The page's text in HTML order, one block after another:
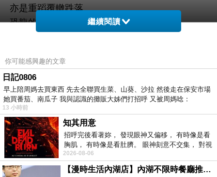
亦是重蹈覆轍跌落
恐龍的陷阱圈套
12月23日…
是母親逝世一周年的忌日
是拆屋還地言詞辯論終審
是最後一次出庭芭樂地院
之後就不安難熬等待判決
數周後…
終於收到判決書
判決書主文寫道:
繼續閱讀
你可能感興趣的文章
日記0806
早上陪周媽去買東西 先去全聯買生菜、山葵、沙拉 然後走在保安市場
她買番茄、南瓜子 我與認識的攤販大姊們打招呼 又被周媽唸：
13 小時前
知其用意
招呼完後看著妳， 發現眼神又偏移， 有時像是看
胸肌， 有時像是看肚臍。 眼神刻意不交集， 對視
視線不對齊， 讓我很難不
2026-08-06
【漫時生活內湖店】內湖不限時餐廳推薦｜捷運港墘站美食，聚餐、約會、家庭聚會首選，正餐甜點一次滿足